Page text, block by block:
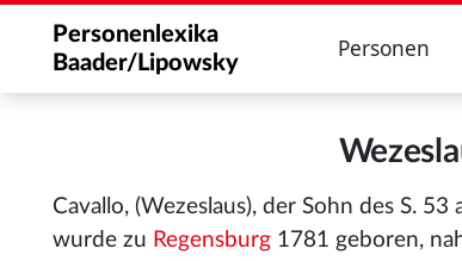
Personenlexika
Baader/Lipowsky
Personen
Cavallo, (Wezeslaus), der Sohn des S.
wurde zu Regensburg 1781 geboren,